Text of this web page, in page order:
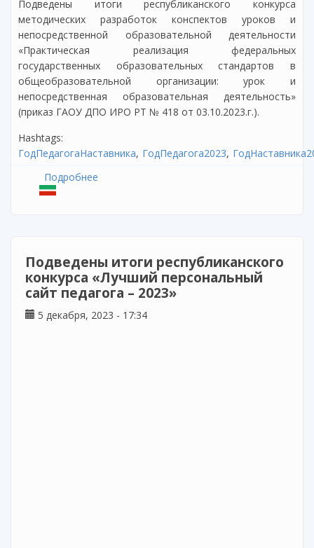
Подведены итоги республиканского конкурса
методических разработок конспектов уроков и
непосредственной образовательной деятельности
«Практическая реализация федеральных
государственных образовательных стандартов в
общеобразовательной организации: урок и
непосредственная образовательная деятельность»
(приказ ГАОУ ДПО ИРО РТ № 418 от 03.10.2023.г.).
Hashtags:
ГодПедагогаНаставника ГодПедагога2023
Подробнее
общеобразовательной организации: урок и
непосредственная образовательная
деятельность»
Подведены итоги республиканского
конкурса «Лучший персональный
сайт педагога – 2023»
5 декабря, 2023 - 17:34